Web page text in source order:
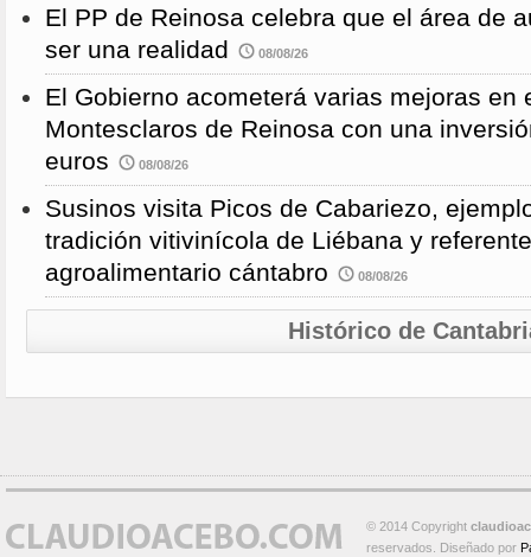
El PP de Reinosa celebra que el área de
ser una realidad
08/08/26
El Gobierno acometerá varias mejoras en
Montesclaros de Reinosa con una
euros
08/08/26
Susinos visita Picos de Cabariezo,
tradición vitivinícola de Liébana y
agroalimentario cántabro
08/08/26
Histórico de
© 2014 Copyright
reservados. Diseñado por